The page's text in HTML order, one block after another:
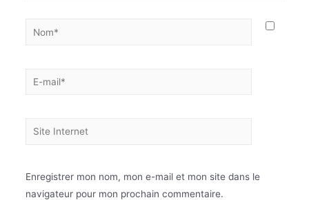
Enregistrer mon nom, mon e-mail et mon site dans le
navigateur pour mon prochain commentaire.